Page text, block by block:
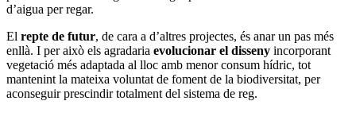
d’aigua per regar.
El repte de futur, de cara a d’altres projectes, és anar un pas més
enllà. I per això els agradaria evolucionar el disseny incorporant
vegetació més adaptada al lloc amb menor consum hídric, tot
mantenint la mateixa voluntat de foment de la biodiversitat, per
aconseguir prescindir totalment del sistema de reg.